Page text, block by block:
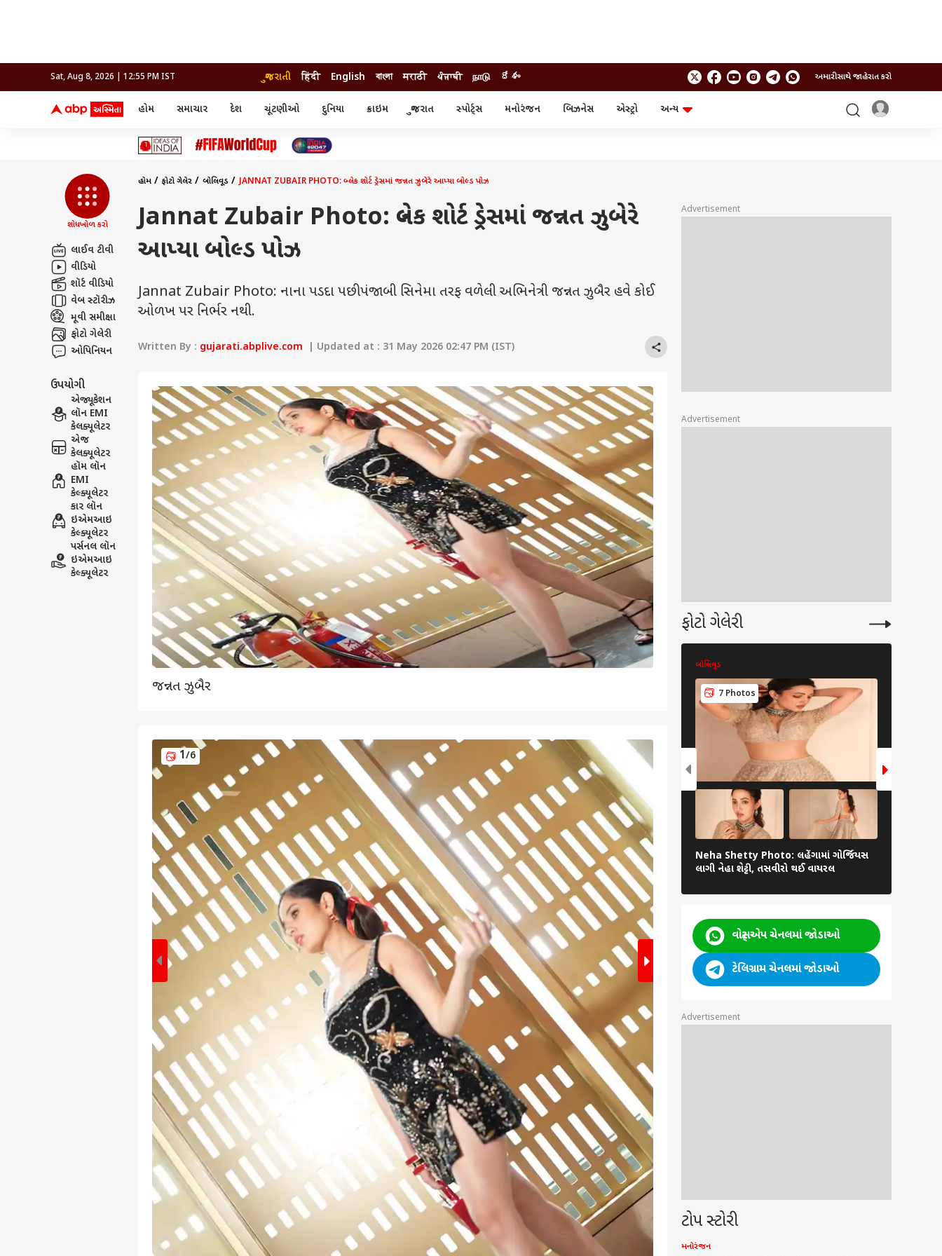
Sat, Aug 8, 2026 | 12:55 PM IST ગુજરાતી हिंदी English বাংলা मराठी ਪੰਜਾਬੀ நாடு దేశం અમારી સાથે જાહેરાત કરો
હોમ સમાચાર
વડોદરા
જામનગર
અમદાવાદ
રાજનીતિ
દેશ ચૂંટણીઓ દુનિયા ક્રાઇમ ગુજરાત સ્પોર્ટ્સ મનોરંજન બિઝનેસ એસ્ટ્રો
અન્ય
વડોદરા
જામનગર
સુરત
બોલિવૂડ
આરોગ્ય
શોધખોળ કરો
લાઈવ ટીવી
વીડિયો
શૉર્ટ વીડિયો
વેબ સ્ટૉરીઝ
મૂવી સમીક્ષા
ફોટો ગેલેરી
ઓપિનિયન
ઉપયોગી
એજ્યૂકેશન
લૉન EMI
કેલક્યૂલેટર
એજ
કેલક્યૂલેટર
હૉમ લૉન
EMI
કેલ્ક્યૂલેટર
કાર લૉન
ઇએમઆઇ
કેલ્ક્યૂલેટર
પર્સનલ લૉન
ઇએમઆઇ
કેલ્ક્યૂલેટર
હોમ ફોટો ગેલેરી બોલિવૂડ JANNAT ZUBAIR PHOTO: બ્લેક શોર્ટ ડ્રેસમાં જન્નત ઝુબેરે આપ્યા બોલ્ડ પોઝ
Jannat Zubair Photo: બ્લેક શોર્ટ ડ્રેસમાં જન્નત ઝુબેરે
આપ્યા બોલ્ડ પોઝ
Jannat Zubair Photo: નાના પડદા પછી પંજાબી સિનેમા તરફ વળેલી અભિનેત્રી જન્નત ઝુબૈર હવે કોઈ
ઓળખ પર નિર્ભર નથી.
Written By : gujarati.abplive.com | Updated at : 31 May 2026 02:47 PM (IST)
જન્નત ઝુબૈર
1/6
Advertisement
Advertisement
ફોટો ગેલેરી
બોલિવૂડ
7 Photos
Neha Shetty Photo: લહેંગામાં ગોર્જિયસ
લાગી નેહા શેટ્ટી, તસવીરો થઈ વાયરલ
વોટ્સએપ ચેનલમાં જોડાઓ
ટેલિગ્રામ ચેનલમાં જોડાઓ
Advertisement
ટોપ સ્ટોરી
મનોરંજન
પર્સનલ કોર્નર